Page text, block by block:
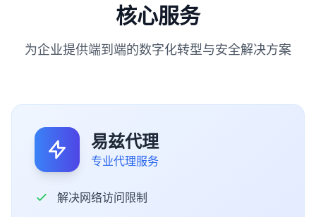
核心服务
为企业提供端到端的数字化转型与安全解决方案
易兹代理
专业代理服务
解决网络访问限制